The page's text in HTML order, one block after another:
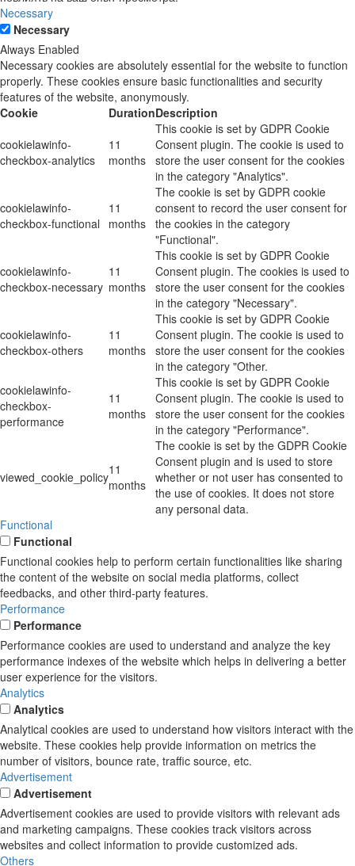
Necessary
Necessary
Always Enabled
Necessary cookies are absolutely essential for the website to function
properly. These cookies ensure basic functionalities and security
features of the website, anonymously.
Cookie
DurationDescription
cookielawinfo-
checkbox-analytics
11
months
This cookie is set by GDPR Cookie
Consent plugin. The cookie is used to
store the user consent for the cookies
in the category "Analytics".
cookielawinfo-
checkbox-functional
11
months
The cookie is set by GDPR cookie
consent to record the user consent for
the cookies in the category
"Functional".
cookielawinfo-
checkbox-necessary
11
months
This cookie is set by GDPR Cookie
Consent plugin. The cookies is used to
store the user consent for the cookies
in the category "Necessary".
cookielawinfo-
checkbox-others
11
months
This cookie is set by GDPR Cookie
Consent plugin. The cookie is used to
store the user consent for the cookies
in the category "Other.
cookielawinfo-
checkbox-
performance
11
months
This cookie is set by GDPR Cookie
Consent plugin. The cookie is used to
store the user consent for the cookies
in the category "Performance".
viewed_cookie_policy11
months
The cookie is set by the GDPR Cookie
Consent plugin and is used to store
whether or not user has consented to
the use of cookies. It does not store
any personal data.
Functional
Functional
Functional cookies help to perform certain functionalities like sharing
the content of the website on social media platforms, collect
feedbacks, and other third-party features.
Performance
Performance
Performance cookies are used to understand and analyze the key
performance indexes of the website which helps in delivering a better
user experience for the visitors.
Analytics
Analytics
Analytical cookies are used to understand how visitors interact with the
website. These cookies help provide information on metrics the
number of visitors, bounce rate, traffic source, etc.
Advertisement
Advertisement
Advertisement cookies are used to provide visitors with relevant ads
and marketing campaigns. These cookies track visitors across
websites and collect information to provide customized ads.
Others